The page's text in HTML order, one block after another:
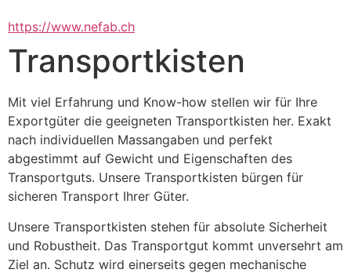
https://www.nefab.ch
Transportkisten
Mit viel Erfahrung und Know-how stellen wir für Ihre
Exportgüter die geeigneten Transportkisten her. Exakt
nach individuellen Massangaben und perfekt
abgestimmt auf Gewicht und Eigenschaften des
Transportguts. Unsere Transportkisten bürgen für
sicheren Transport Ihrer Güter.
Unsere Transportkisten stehen für absolute Sicherheit
und Robustheit. Das Transportgut kommt unversehrt am
Ziel an. Schutz wird einerseits gegen mechanische